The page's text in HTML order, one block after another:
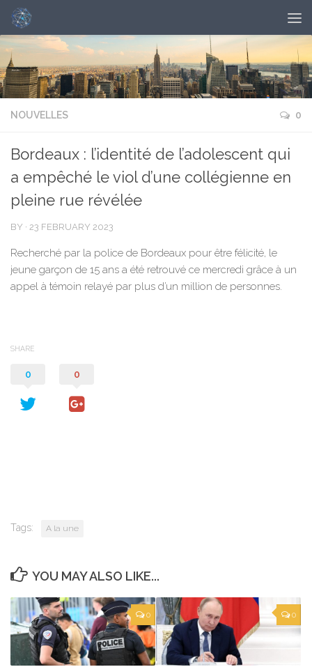
NOUVELLES 0
Bordeaux : l’identité de l’adolescent qui
a empêché le viol d’une collégienne en
pleine rue révélée
BY · 23 FEBRUARY 2023
Recherché par la police de Bordeaux pour être félicité, le
jeune garçon de 15 ans a été retrouvé ce mercredi grâce à un
appel à témoin relayé par plus d’un million de personnes.
SHARE
0 0
Tags: A la une
YOU MAY ALSO LIKE...
0 0